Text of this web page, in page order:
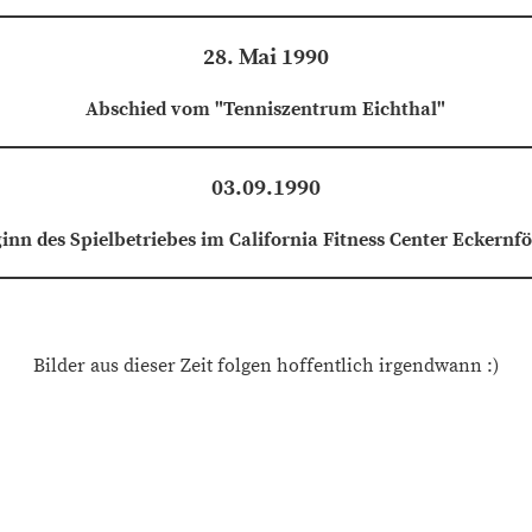
28. Mai 1990
Abschied vom "Tenniszentrum Eichthal"
03.09.1990
des Spielbetriebes im California Fitness Center
Bilder aus dieser Zeit folgen hoffentlich irgendwann :)